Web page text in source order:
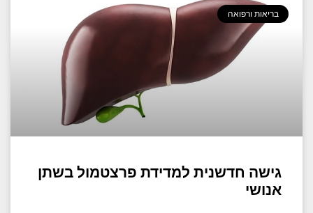
בריאות ורפואה
גישה חדשנית למדידת פרצטמול בשתן
אנושי